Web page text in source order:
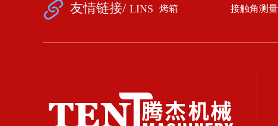
友情链接/ LINS 烤箱 接触角测